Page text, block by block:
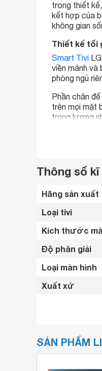
trong thiết
kết hợp của
không gian
Thiết kế tối
Smart Tivi
viền mảnh và
phòng ngủ
Phần chân
trên mọi mặt
trọng lượng
Thông số kĩ
Hãng sản xuất
Loại tivi
Kích thước
Độ phân giải
Loại màn hình
Xuất xứ
Kết nối
SẢN PHẨM